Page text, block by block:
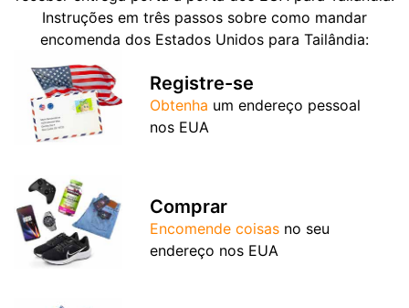
Instruções em três passos sobre como mandar
encomenda dos Estados Unidos para Tailândia:
Registre-se
Obtenha um endereço pessoal
nos EUA
Comprar
Encomende coisas no seu
endereço nos EUA